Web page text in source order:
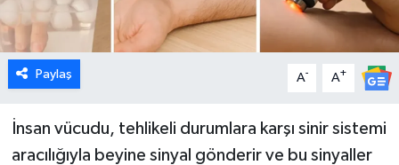
Paylaş A- A+
İnsan vücudu, tehlikeli durumlara karşı sinir sistemi
aracılığıyla beyine sinyal gönderir ve bu sinyaller
Gediz
Genel
Hisarcık